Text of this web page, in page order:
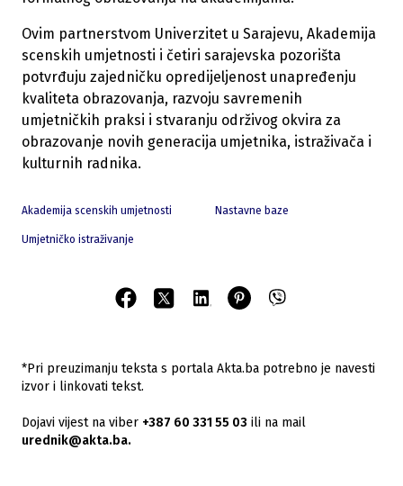
Ovim partnerstvom Univerzitet u Sarajevu, Akademija
scenskih umjetnosti i četiri sarajevska pozorišta
potvrđuju zajedničku opredijeljenost unapređenju
kvaliteta obrazovanja, razvoju savremenih
umjetničkih praksi i stvaranju održivog okvira za
obrazovanje novih generacija umjetnika, istraživača i
kulturnih radnika.
Akademija scenskih umjetnosti Nastavne baze
Umjetničko istraživanje
*Pri preuzimanju teksta s portala Akta.ba potrebno je navesti
izvor i linkovati tekst.
Dojavi vijest na viber +387 60 331 55 03 ili na mail
urednik@akta.ba.